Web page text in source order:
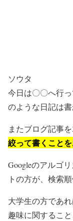
ソウタ
今日は〇〇へ行
のような日記は
またブログ記事
絞って書くことを
Googleのアルゴ
トの方が、検索
大学生の方であ
趣味に関するこ